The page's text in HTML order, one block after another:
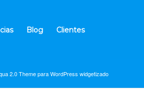
Blog Clientes
2.0 Theme para WordPress widgetizado